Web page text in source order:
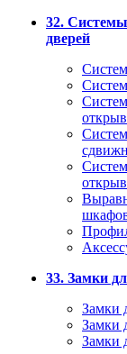
32.
дверей
33. Замки
Замки
Замки
Замки